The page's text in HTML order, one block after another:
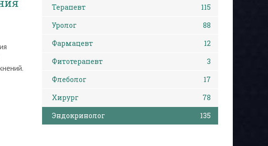
Терапевт
115
Уролог
88
Фармацевт
12
Фитотерапевт
3
Флеболог
17
Хирург
78
Эндокринолог
135